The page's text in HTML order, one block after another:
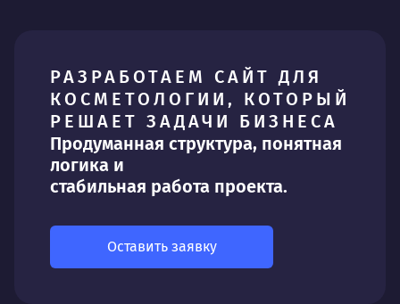
РАЗРАБОТАЕМ САЙТ ДЛЯ
КОСМЕТОЛОГИИ, КОТОРЫЙ
РЕШАЕТ ЗАДАЧИ БИЗНЕСА
Продуманная структура, понятная
логика и
стабильная работа проекта.
Оставить заявку